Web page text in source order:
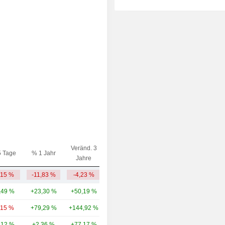
Tage % 1 Jahr
Veränd. 3
Jahre
% -11,83 % -4,23 %
% +23,30 % +50,19 %
% +79,29 % +144,92 %